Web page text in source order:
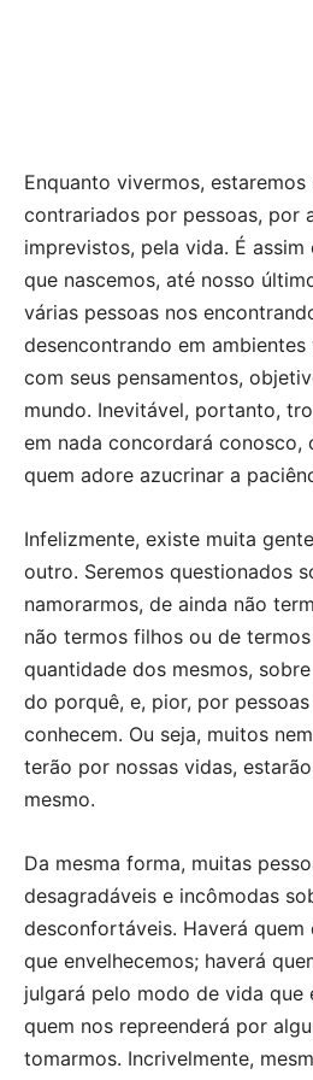
Enquanto vivermos,
contrariados por pessoas, por
imprevistos, pela vida. É assim
que nascemos, até nosso
várias pessoas nos
desencontrando em ambientes
com seus pensamentos,
mundo. Inevitável, portanto,
em nada concordará conosco,
quem adore azucrinar a
Infelizmente, existe muita
outro. Seremos questionados
namorarmos, de ainda não
não termos filhos ou de
quantidade dos mesmos,
do porquê, e, pior, por
conhecem. Ou seja, muitos
terão por nossas vidas,
mesmo.
Da mesma forma, muitas
desagradáveis e incômodas
desconfortáveis. Haverá quem
que envelhecemos; haverá
julgará pelo modo de vida que
quem nos repreenderá por
tomarmos. Incrivelmente,